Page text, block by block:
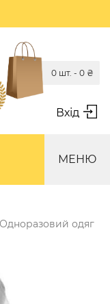
Вхід
0 шт. - 0 ₴
МЕНЮ
Одноразовий одяг